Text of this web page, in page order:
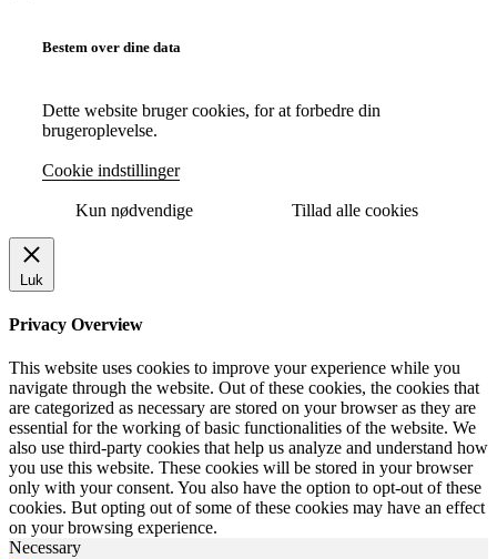
Bestem over dine data
Dette website bruger cookies, for at forbedre din
brugeroplevelse.
Cookie indstillinger
Kun nødvendige Tillad alle cookies
Luk
Privacy Overview
This website uses cookies to improve your experience while you
navigate through the website. Out of these cookies, the cookies that
are categorized as necessary are stored on your browser as they are
essential for the working of basic functionalities of the website. We
also use third-party cookies that help us analyze and understand how
you use this website. These cookies will be stored in your browser
only with your consent. You also have the option to opt-out of these
cookies. But opting out of some of these cookies may have an effect
on your browsing experience.
Necessary